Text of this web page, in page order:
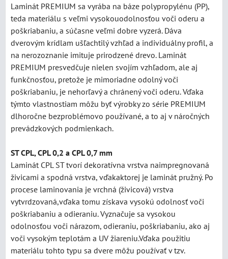
Laminát PREMIUM sa vyrába na báze polypropylénu (PP),
teda materiálu s veľmi vysokouodolnosťou voči oderu a
poškriabaniu, a súčasne veľmi dobre vyzerá. Dáva
dverovým krídlam ušľachtilý vzhľad a individuálny profil, a
na nerozoznanie imituje prirodzené drevo. Laminát
PREMIUM presvedčuje nielen svojím vzhľadom, ale aj
funkčnosťou, pretože je mimoriadne odolný voči
poškriabaniu, je nehorľavý a chránený voči oderu. Vďaka
týmto vlastnostiam môžu byť výrobky zo série PREMIUM
dlhoročne bezproblémovo používané, a to aj v náročných
prevádzkových podmienkach.
ST CPL, CPL 0,2 a CPL 0,7 mm
Laminát CPL ST tvorí dekoratívna vrstva naimpregnovaná
živicami a spodná vrstva, vďakaktorej je laminát pružný. Po
procese laminovania je vrchná (živicová) vrstva
vytvrdzovaná,vďaka tomu získava vysokú odolnosť voči
poškriabaniu a odieraniu. Vyznačuje sa vysokou
odolnosťou voči nárazom, odieraniu, poškriabaniu, ako aj
voči vysokým teplotám a UV žiareniu.Vďaka použitiu
materiálu tohto typu sa dvere môžu používať v tzv.